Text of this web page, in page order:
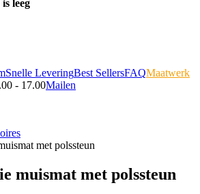
leeg
Snelle LeveringBest SellersFAQMaatwerk
- 17.00Mailen
met polssteun
muismat met polssteun